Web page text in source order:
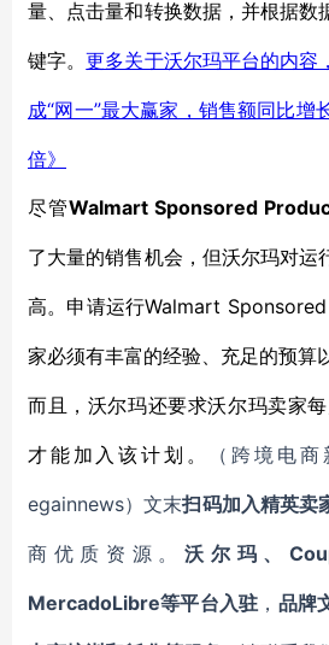
量 、点击量和转换数据，并根据数
键字。更多关于沃尔玛平台的内容
成“网一”最大赢家，销售额同比增
倍》
尽管Walmart Sponsored
了大量的销售机会，但沃尔玛对运
高。申请运行Walmart
家必须有丰富的经验、充足的预算
而且， 沃尔玛还要求沃尔玛卖家
才能加入该计划。 （跨境电商
egainnews）文末扫码加入精英卖
商优质资源。沃尔玛、
MercadoLibre等平台入驻 ， 品牌